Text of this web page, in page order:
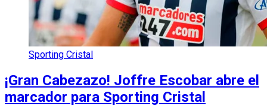
Sporting Cristal
¡Gran Cabezazo! Joffre Escobar abre el
marcador para Sporting Cristal